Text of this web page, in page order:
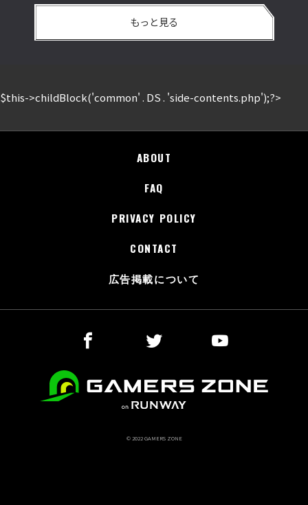
もっと見る
$this->childBlock('common' . DS . 'side-contents.php');?>
ABOUT
FAQ
PRIVACY POLICY
CONTACT
広告掲載について
© 2022 GAMERS ZONE